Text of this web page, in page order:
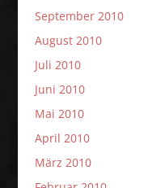
September 2010
August 2010
Juli 2010
Juni 2010
Mai 2010
April 2010
März 2010